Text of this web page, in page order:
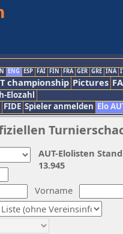
ENG ESP FAI FIN FRA GER GRE INA
championship Pictures
Elozahl
FIDE Spieler anmelden Elo
Vorname
AUT-Elolisten
13.945